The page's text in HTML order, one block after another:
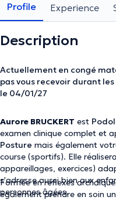
Profile Experience
Description
Actuellement en congé
pas vous recevoir durant
le 04/01/27
Aurore BRUCKERT est
examen clinique complet et
Posture mais également
course (sportifs). Elle
appareillages, exercices)
s'adresse aussi bien aux
personnes âgées.
Formée en reflexes
également prendre en soin